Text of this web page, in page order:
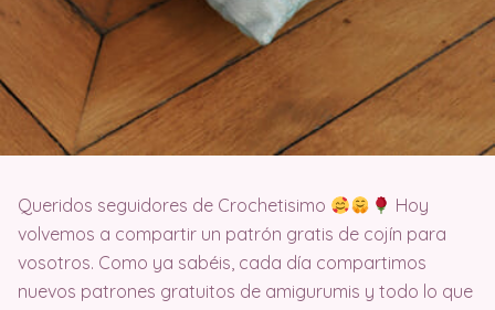
Queridos seguidores de Crochetisimo
Hoy
volvemos a compartir un patrón gratis de cojín para
vosotros. Como ya sabéis, cada día compartimos
nuevos patrones gratuitos de amigurumis y todo lo que